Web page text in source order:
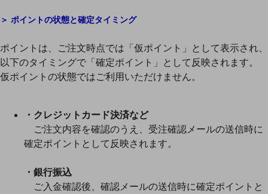
＞ ポイントの状態と確定タイミング
ポイントは、ご注文時点では「仮ポイント」として表示され、
以下のタイミングで「確定ポイント」として反映されます。
仮ポイントの状態ではご利用いただけません。
・クレジットカード決済など
ご注文内容を確認のうえ、受注確認メールの送信時に
確定ポイントとして反映されます。
・銀行振込
ご入金確認後、確認メールの送信時に確定ポイントと